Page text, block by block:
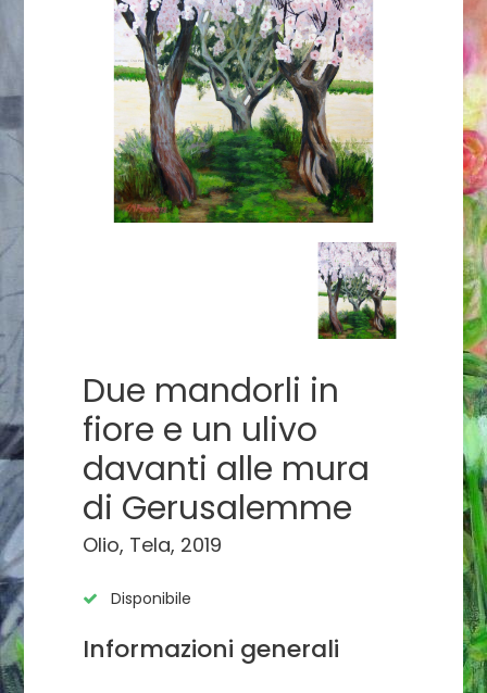
Due mandorli in
fiore e un ulivo
davanti alle mura
di Gerusalemme
Olio, Tela, 2019
Disponibile
Informazioni generali